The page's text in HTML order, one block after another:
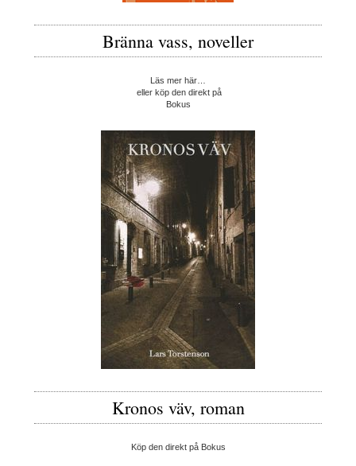
Bränna vass, noveller
Läs mer här…
eller köp den direkt på
Bokus
Kronos väv, roman
Köp den direkt på Bokus